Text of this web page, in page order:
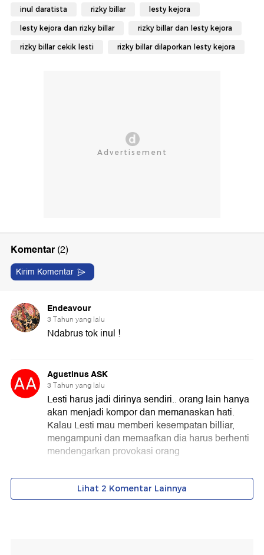
inul daratista rizky billar lesty kejora
lesty kejora dan rizky billar rizky billar dan lesty kejora
rizky billar cekik lesti rizky billar dilaporkan lesty kejora